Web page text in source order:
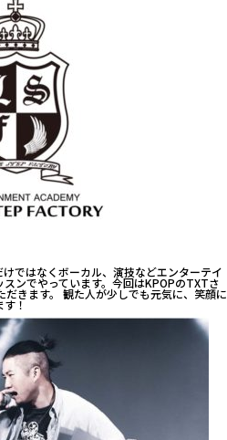
ではなくボーカル、演技などエンターテイ
ンでやっています。今回はKPOPのTXTさ
きます。 観た人が少しでも元気に、笑顔に
す！